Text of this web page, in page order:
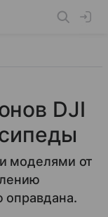
DJI
моделями от
оправдана.